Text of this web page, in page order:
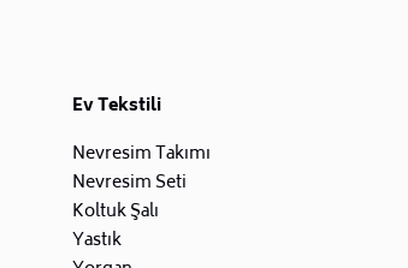
Ev Tekstili
Nevresim Takımı
Nevresim Seti
Koltuk Şalı
Yastık